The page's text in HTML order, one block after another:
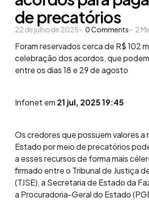
de precatórios
22 de julho de 2025 0Comments 2
Foram reservados cerca de R$ 102
celebração dos acordos, que
entre os dias 18 e 29 de agosto
Infonet em 21 jul, 2025 19:45
Os credores que possuem valores a
Estado por meio de precatórios
a esses recursos de forma mais
firmado entre o Tribunal de Justiça
(TJSE), a Secretaria de Estado da
a Procuradoria-Geral do Estado